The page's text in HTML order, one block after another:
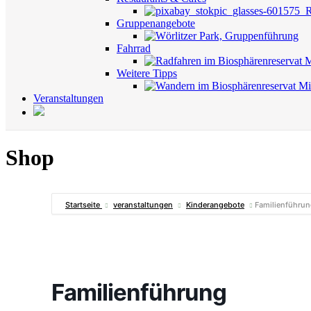
Gruppenangebote
Fahrrad
Weitere Tipps
Veranstaltungen
Shop
Startseite veranstaltungen Kinderangebote
Familienführung